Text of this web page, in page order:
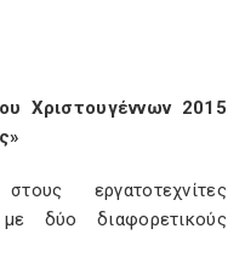
Χριστουγέννων 2015
εργατοτεχνίτες
δύο διαφορετικούς